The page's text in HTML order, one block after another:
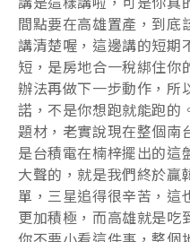
間點要在高雄置產，到底
講清楚喔，這邊講的短期
短，是房地合一稅綁住你
辦法再做下一步動作，所
諾，不是你想跑就能跑的
題材，老實說現在整個南
是台積電在楠梓擺出的這
大聲的，就是我們終於贏
單，三星追得很辛苦，這
更加積極，而高雄就是吃